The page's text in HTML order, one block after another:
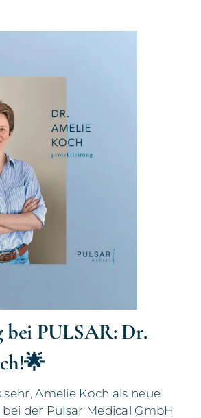
bei PULSAR: Dr.
Amelie Koch als neue
der Pulsar Medical GmbH